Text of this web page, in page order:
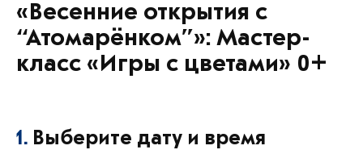
«Весенние открытия с
“Атомарёнком”»: Мастер-
класс «Игры с цветами» 0+
1. Выберите дату и время